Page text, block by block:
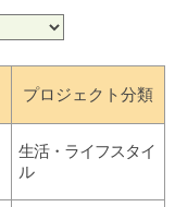
プロジェクト分類
生活・ライフスタイ
ル